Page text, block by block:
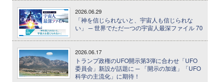
2026.06.29
「神を信じられないと、宇宙人も信じられな
い」 ─ 世界でただ一つの宇宙人最深ファイル 70
2026.06.17
トランプ政権のUFO開示第3弾に合わせ「UFO
委員会」新設が話題に ─ 「開示の加速」「UFO
科学の主流化」に期待！